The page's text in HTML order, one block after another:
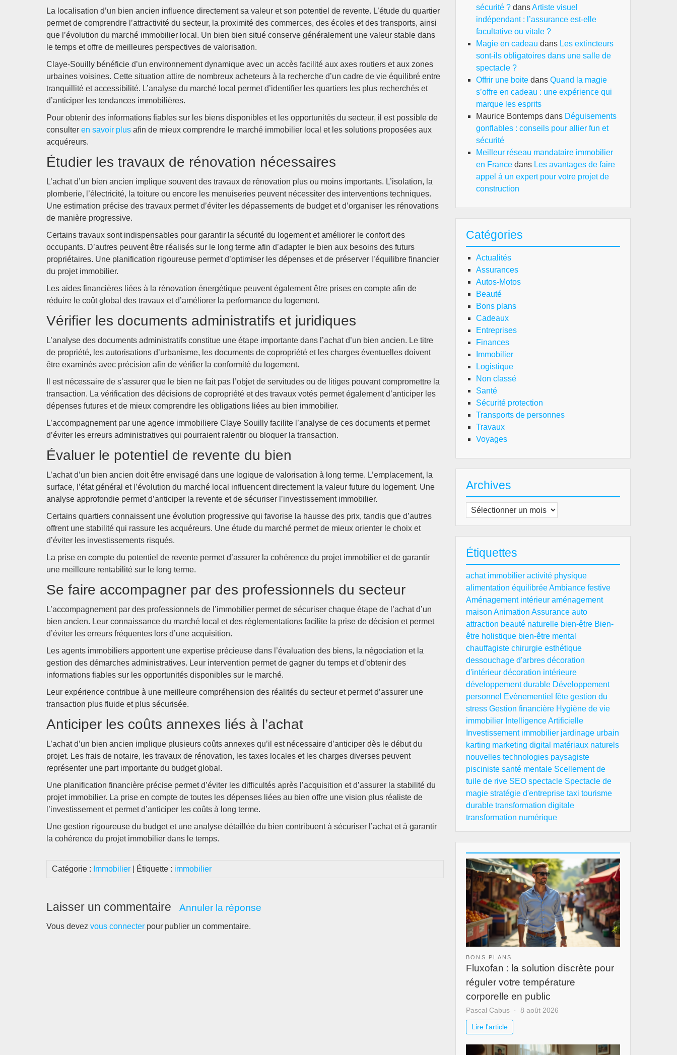
La localisation d’un bien ancien influence directement sa valeur et son potentiel de revente. L’étude du quartier
permet de comprendre l’attractivité du secteur, la proximité des commerces, des écoles et des transports, ainsi
que l’évolution du marché immobilier local. Un bien bien situé conserve généralement une valeur stable dans
le temps et offre de meilleures perspectives de valorisation.
Claye-Souilly bénéficie d’un environnement dynamique avec un accès facilité aux axes routiers et aux zones
urbaines voisines. Cette situation attire de nombreux acheteurs à la recherche d’un cadre de vie équilibré entre
tranquillité et accessibilité. L’analyse du marché local permet d’identifier les quartiers les plus recherchés et
d’anticiper les tendances immobilières.
Pour obtenir des informations fiables sur les biens disponibles et les opportunités du secteur, il est possible de
consulter en savoir plus afin de mieux comprendre le marché immobilier local et les solutions proposées aux
acquéreurs.
Étudier les travaux de rénovation nécessaires
L’achat d’un bien ancien implique souvent des travaux de rénovation plus ou moins importants. L’isolation, la
plomberie, l’électricité, la toiture ou encore les menuiseries peuvent nécessiter des interventions techniques.
Une estimation précise des travaux permet d’éviter les dépassements de budget et d’organiser les rénovations
de manière progressive.
Certains travaux sont indispensables pour garantir la sécurité du logement et améliorer le confort des
occupants. D’autres peuvent être réalisés sur le long terme afin d’adapter le bien aux besoins des futurs
propriétaires. Une planification rigoureuse permet d’optimiser les dépenses et de préserver l’équilibre financier
du projet immobilier.
Les aides financières liées à la rénovation énergétique peuvent également être prises en compte afin de
réduire le coût global des travaux et d’améliorer la performance du logement.
Vérifier les documents administratifs et juridiques
L’analyse des documents administratifs constitue une étape importante dans l’achat d’un bien ancien. Le titre
de propriété, les autorisations d’urbanisme, les documents de copropriété et les charges éventuelles doivent
être examinés avec précision afin de vérifier la conformité du logement.
Il est nécessaire de s’assurer que le bien ne fait pas l’objet de servitudes ou de litiges pouvant compromettre la
transaction. La vérification des décisions de copropriété et des travaux votés permet également d’anticiper les
dépenses futures et de mieux comprendre les obligations liées au bien immobilier.
L’accompagnement par une agence immobiliere Claye Souilly facilite l’analyse de ces documents et permet
d’éviter les erreurs administratives qui pourraient ralentir ou bloquer la transaction.
Évaluer le potentiel de revente du bien
L’achat d’un bien ancien doit être envisagé dans une logique de valorisation à long terme. L’emplacement, la
surface, l’état général et l’évolution du marché local influencent directement la valeur future du logement. Une
analyse approfondie permet d’anticiper la revente et de sécuriser l’investissement immobilier.
Certains quartiers connaissent une évolution progressive qui favorise la hausse des prix, tandis que d’autres
offrent une stabilité qui rassure les acquéreurs. Une étude du marché permet de mieux orienter le choix et
d’éviter les investissements risqués.
La prise en compte du potentiel de revente permet d’assurer la cohérence du projet immobilier et de garantir
une meilleure rentabilité sur le long terme.
Se faire accompagner par des professionnels du secteur
L’accompagnement par des professionnels de l’immobilier permet de sécuriser chaque étape de l’achat d’un
bien ancien. Leur connaissance du marché local et des réglementations facilite la prise de décision et permet
d’éviter les erreurs fréquentes lors d’une acquisition.
Les agents immobiliers apportent une expertise précieuse dans l’évaluation des biens, la négociation et la
gestion des démarches administratives. Leur intervention permet de gagner du temps et d’obtenir des
informations fiables sur les opportunités disponibles sur le marché.
Leur expérience contribue à une meilleure compréhension des réalités du secteur et permet d’assurer une
transaction plus fluide et plus sécurisée.
Anticiper les coûts annexes liés à l’achat
L’achat d’un bien ancien implique plusieurs coûts annexes qu’il est nécessaire d’anticiper dès le début du
projet. Les frais de notaire, les travaux de rénovation, les taxes locales et les charges diverses peuvent
représenter une part importante du budget global.
Une planification financière précise permet d’éviter les difficultés après l’acquisition et d’assurer la stabilité du
projet immobilier. La prise en compte de toutes les dépenses liées au bien offre une vision plus réaliste de
l’investissement et permet d’anticiper les coûts à long terme.
Une gestion rigoureuse du budget et une analyse détaillée du bien contribuent à sécuriser l’achat et à garantir
la cohérence du projet immobilier dans le temps.
Catégorie : Immobilier | Étiquette : immobilier
Laisser un commentaire Annuler la réponse
Vous devez vous connecter pour publier un commentaire.
sécurité ? dansArtiste visuel
indépendant : l’assurance est-elle
facultative ou vitale ?
Magie en cadeau dans Les extincteurs
sont-ils obligatoires dans une salle de
spectacle ?
Offrir une boite dans Quand la magie
s’offre en cadeau : une expérience qui
marque les esprits
Maurice Bontemps dans Déguisements
gonflables : conseils pour allier fun et
sécurité
Meilleur réseau mandataire immobilier
en France dans Les avantages de faire
appel à un expert pour votre projet de
construction
Catégories
Actualités
Assurances
Autos-Motos
Beauté
Bons plans
Cadeaux
Entreprises
Finances
Immobilier
Logistique
Non classé
Santé
Sécurité protection
Transports de personnes
Travaux
Voyages
Archives
Archives
Étiquettes
achat immobilier activité physique
alimentation équilibréeAmbiance festive
Aménagement intérieur aménagement
maison Animation Assurance auto
attraction beauté naturelle bien-être Bien-
être holistique bien-être mental
chauffagiste chirurgie esthétique
dessouchage d'arbres décoration
d'intérieur décoration intérieure
développement durable Développement
personnel Evènementiel fête gestion du
stress Gestion financière Hygiène de vie
immobilier Intelligence Artificielle
Investissement immobilier jardinage urbain
karting marketing digital matériaux naturels
nouvelles technologies paysagiste
pisciniste santé mentale Scellement de
tuile de rive SEO spectacle Spectacle de
magie stratégie d'entreprise taxi tourisme
durable transformation digitale
transformation numérique
BONS PLANS
Fluxofan : la solution discrète pour
réguler votre température
corporelle en public
Pascal Cabus 8 août 2026
Lire l'article